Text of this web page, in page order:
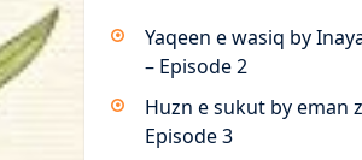
Yaqeen e wasiq by
– Episode 2
Huzn e sukut by eman
Episode 3